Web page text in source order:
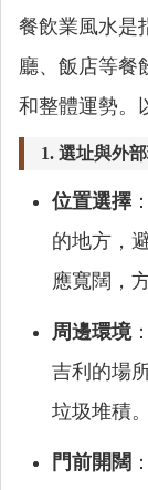
餐飲業風水是
廳、飯店等餐
和整體運勢。
1. 選址與外
位置選擇
的地方，
應寬闊，
周邊環境
吉利的場
垃圾堆積。
門前開闊